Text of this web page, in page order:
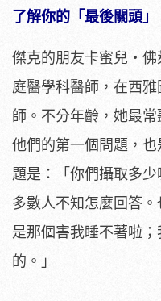
了解你的「最後關頭」
傑克的朋友卡蜜兒‧佛
庭醫學科醫師，在西
師。不分年齡，她最
他們的第一個問題，
題是：「你們攝取多少
多數人不知怎麼回答
是那個害我睡不著啦
的。」